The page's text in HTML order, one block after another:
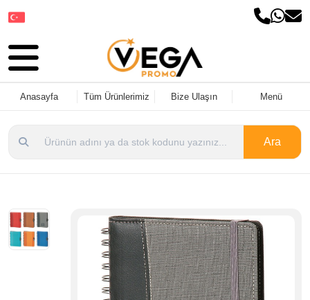
Anasayfa Tüm Ürünlerimiz Bize Ulaşın Menü
Ara